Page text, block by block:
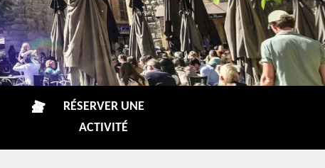
RÉSERVER UNE
ACTIVITÉ